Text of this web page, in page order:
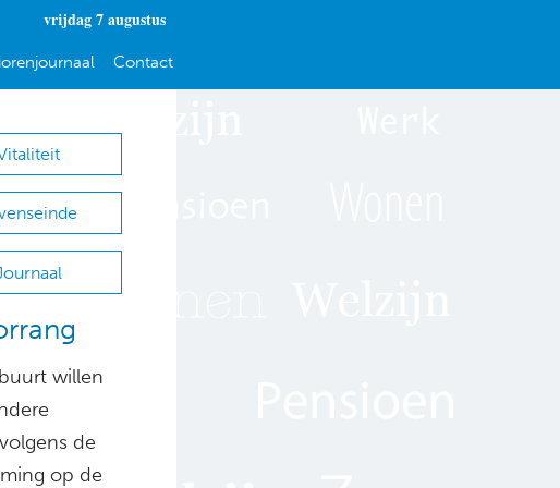
vrijdag 7 augustus
Contact
willen
de
op de